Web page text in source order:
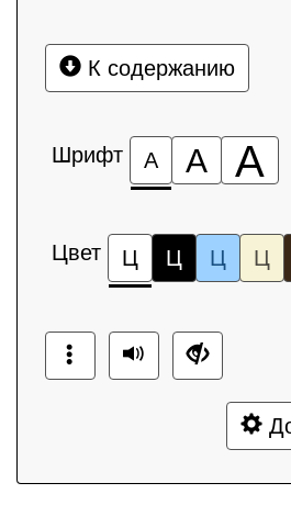
К содержанию
Шрифт А А А
Цвет Ц Ц Ц Ц